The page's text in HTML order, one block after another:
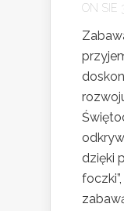
ON SIE
dzięki